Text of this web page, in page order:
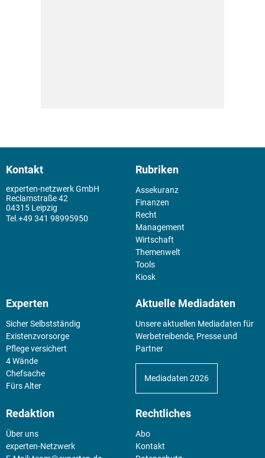
Kontakt
experten-netzwerk GmbH
Reclamstraße 42
04315 Leipzig
+49 341 98995950
Rubriken
Assekuranz
Finanzen
Recht
Management
Wirtschaft
Themenwelt
Tools
Kiosk
Experten
Sicher Selbstständig
Existenz­vorsorge
Pflege versichert
4 Wände
Chefsache
Fürs Alter
Aktuelle Mediadaten
Unsere aktuellen Mediadaten für
Werbetreibende, Presse und
Partner
Mediadaten 2026
Redaktion
Über uns
experten-Netzwerk
Rechtliches
Abo
Kontakt